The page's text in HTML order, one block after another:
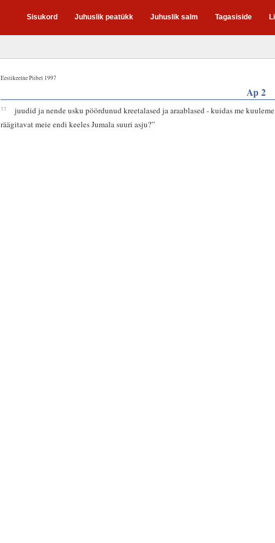
Sisukord Juhuslik peatükk Juhuslik salm Tagasiside
Eestikeelne Piibel 1997
Ap 2
11
juudid ja nende usku pöördunud kreetalased ja araablased - kuidas me kuuleme
räägitavat meie endi keeles Jumala suuri asju?”